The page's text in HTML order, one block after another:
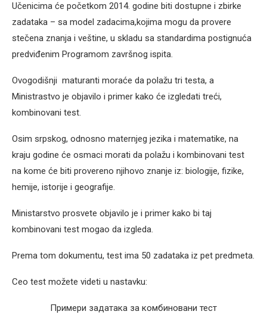
Učenicima će početkom 2014. godine biti dostupne i zbirke
zadataka – sa model zadacima,kojima mogu da provere
stečena znanja i veštine, u skladu sa standardima postignuća
predviđenim Programom završnog ispita.
Ovogodišnji maturanti moraće da polažu tri testa, a
Ministrastvo je objavilo i primer kako će izgledati treći,
kombinovani test.
Osim srpskog, odnosno maternjeg jezika i matematike, na
kraju godine će osmaci morati da polažu i kombinovani test
na kome će biti provereno njihovo znanje iz: biologije, fizike,
hemije, istorije i geografije.
Ministarstvo prosvete objavilo je i primer kako bi taj
kombinovani test mogao da izgleda.
Prema tom dokumentu, test ima 50 zadataka iz pet predmeta.
Ceo test možete videti u nastavku:
Примери задатака за комбиновани тест